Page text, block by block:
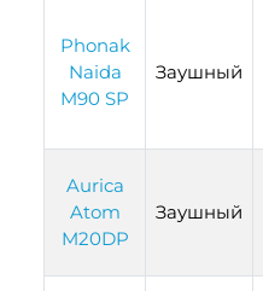
Phonak
Naida
M90 SP
Заушный
Aurica
Atom
M20DP
Заушный